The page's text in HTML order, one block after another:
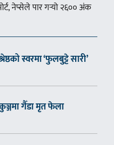
नेप्सेले पार गर्‍यो २६०० अंक
स्वरमा ‘फुलबुट्टे सारी’
गैँडा मृत फेला